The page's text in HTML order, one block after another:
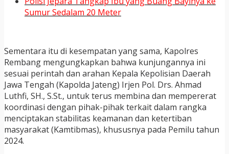
Sumur Sedalam 20 Meter
Sementara itu di kesempatan yang sama, Kapolres
Rembang mengungkapkan bahwa kunjungannya ini
sesuai perintah dan arahan Kepala Kepolisian Daerah
Jawa Tengah (Kapolda Jateng) Irjen Pol. Drs. Ahmad
Luthfi, SH., S.St., untuk terus membina dan mempererat
koordinasi dengan pihak-pihak terkait dalam rangka
menciptakan stabilitas keamanan dan ketertiban
masyarakat (Kamtibmas), khususnya pada Pemilu tahun
2024.